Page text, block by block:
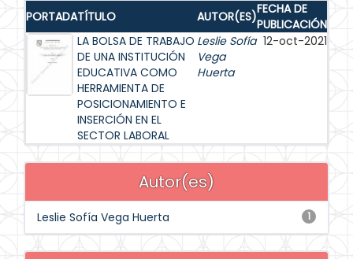
PORTADATÍTULO AUTOR(ES)FECHA DE
PUBLICACIÓN
LA BOLSA DE TRABAJO
DE UNA INSTITUCIÓN
EDUCATIVA COMO
HERRAMIENTA DE
POSICIONAMIENTO E
INSERCIÓN EN EL
SECTOR LABORAL
Leslie Sofía
Vega
Huerta
12-oct-2021
Autor(es)
1
Leslie Sofía Vega Huerta